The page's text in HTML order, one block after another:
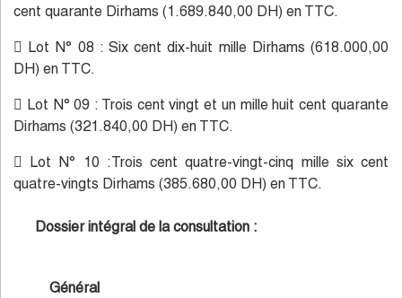
cent quarante Dirhams (1.689.840,00 DH) en TTC.
 Lot N° 08 : Six cent dix-huit mille Dirhams (618.000,00
DH) en TTC.
 Lot N° 09 : Trois cent vingt et un mille huit cent quarante
Dirhams (321.840,00 DH) en TTC.
 Lot N° 10 :Trois cent quatre-vingt-cinq mille six cent
quatre-vingts Dirhams (385.680,00 DH) en TTC.
Dossier intégral de la consultation :
Général